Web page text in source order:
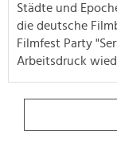
Städte und
die deutsche
Filmfest Party
Arbeitsdruck